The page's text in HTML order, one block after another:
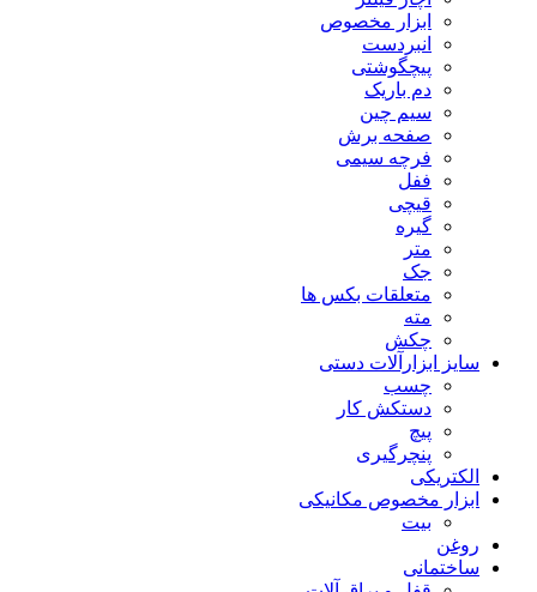
ابزار مخصوص
انبردست
پیچگوشتی
دم باریک
سیم چین
صفحه برش
فرچه سیمی
ففل
قیچی
گیره
متر
جک
متعلقات بکس ها
مته
چکش
سایز ابزارآلات دستی
چسب
دستکش کار
پیچ
پنچرگیری
الکتریکی
ابزار مخصوص مکانیکی
بیت
روغن
ساختمانی